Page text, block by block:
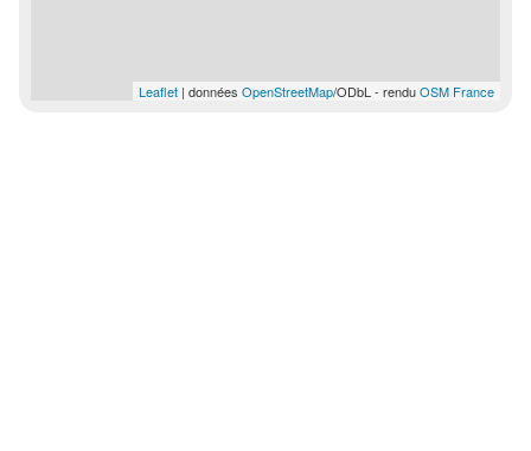
Leaflet | données OpenStreetMap/ODbL - renduOSM France